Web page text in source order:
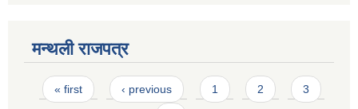
मन्थली राजपत्र
Pages
« first ‹ previous 1 2 3